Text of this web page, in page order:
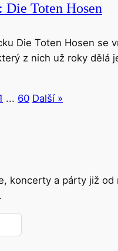
Toten Hosen
Die Toten Hosen se
z nich už roky dělá
... 60 Další »
koncerty a párty již